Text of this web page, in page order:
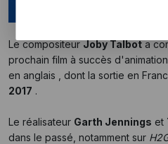
Le compositeurJoby Talbota
prochain film à succès
en anglais , dont la sortie en
2017 .
Le réalisateur Garth Jennings et
dans le passé, notamment sur